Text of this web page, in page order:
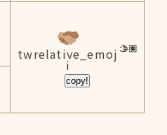
twrelative_emoj
i
copy!